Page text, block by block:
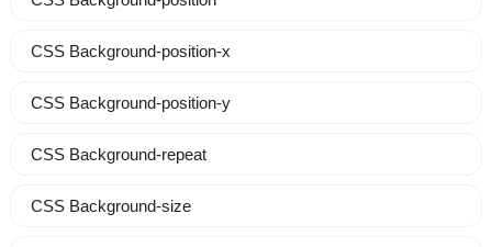
CSS Background-position-x
CSS Background-position-y
CSS Background-repeat
CSS Background-size